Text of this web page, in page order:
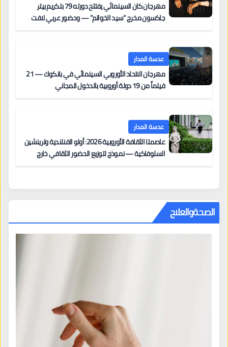
مهرجان كان السينمائي يفتتح دورته 79 بتكريم بيتر
جاكسون مخرج “سيد الخواتم” — وحضور عربي لافت
عدسة المدار
مهرجان الاتحاد الأوروبي السينمائي في بانكوك — 21
فيلماً من 19 دولة أوروبية بالدخول المجاني
عدسة المدار
عاصمتا الثقافة الأوروبية 2026: أولو الفنلندية وترينشين
السلوفاكية — نموذج لتوزيع الحضور الثقافي خارج
الصحةوالعلاج